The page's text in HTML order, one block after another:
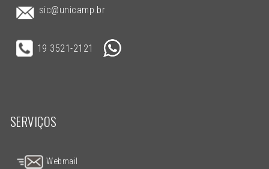
sic@unicamp.br
19 3521-2121
SERVIÇOS
Webmail